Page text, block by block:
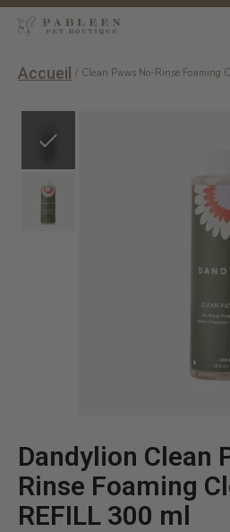
Accueil / Clean Paws No-Rinse Foaming
Dandylion Clean
Rinse Foaming
REFILL 300 ml